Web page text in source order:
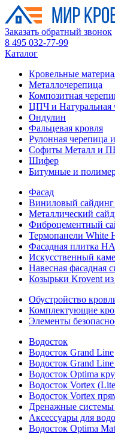
Заказать обратный звонок
8 495 032-77-99
Каталог
Кровельные
Металлочерепица
Композитная
ЦПЧ и Натуральная
Ондулин
Фальцевая кровля
Рулонная черепица
Софиты Металл и
Шифер
Битумные и
Фасад
Виниловый сайдинг
Металлический
Фиброцементный
Термопанели White
Фасадная плитка
Искусственный
Навесная фасадная
Козырьки Krovent
Обустройство
Комплектующие
Элементы
Водосток
Водосток Grand Line
Водосток Grand
Водосток Optima
Водосток Vortex
Водосток Vortex
Дренажные
Аксессуары для
Водосток Optima